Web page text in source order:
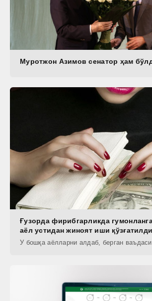
Муротжон Азимов сенатор ҳам
Ғузорда фирибгарликда
аёл устидан жиноят иши қўзғатилди
У бошқа аёлларни алдаб, берган